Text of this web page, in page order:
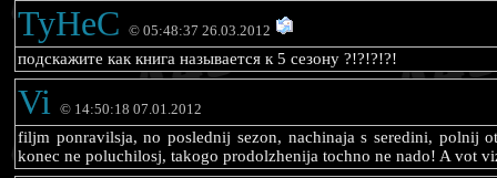
TyHeC © 05:48:37 26.03.2012
подскажите как книга называется к 5 сезону ?!?!?!?!
Vi © 14:50:18 07.01.2012
filjm ponravilsja, no poslednij sezon, nachinaja s seredini, polnij
konec ne poluchilosj, takogo prodolzhenija tochno ne nado! A vot